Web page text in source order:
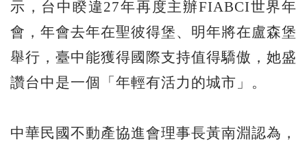
示，台中睽違27年再度主辦FIABCI世界年
會，年會去年在聖彼得堡、明年將在盧森堡
舉行，臺中能獲得國際支持值得驕傲，她盛
讚台中是一個「年輕有活力的城市」。
中華民國不動產協進會理事長黃南淵認為，